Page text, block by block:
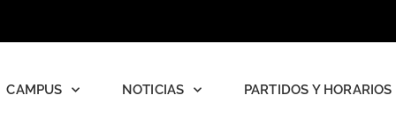
CAMPUS NOTICIAS PARTIDOS Y HORARIOS